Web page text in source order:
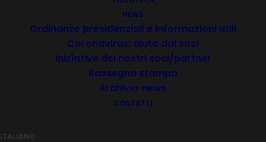
NEWS
Ordinanze presidenziali e informazioni utili
Coronavirus: aiuto dai soci
Iniziative dei nostri soci/partner
Rassegna stampa
Archivio news
CONTATTI
ITALIANO